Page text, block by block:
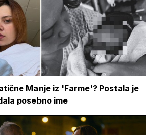
Manje iz 'Farme'? Postala je
posebno ime